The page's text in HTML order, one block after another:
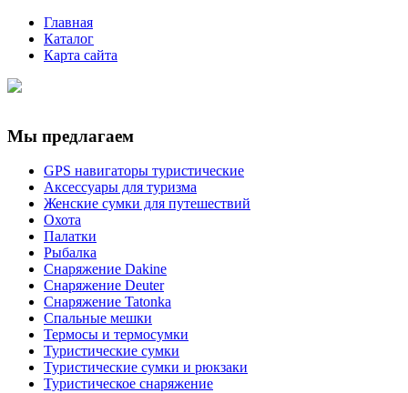
Главная
Каталог
Карта сайта
Мы предлагаем
GPS навигаторы туристические
Аксессуары для туризма
Женские сумки для путешествий
Охота
Палатки
Рыбалка
Снаряжение Dakine
Снаряжение Deuter
Снаряжение Tatonka
Спальные мешки
Термосы и термосумки
Туристические сумки
Туристические сумки и рюкзаки
Туристическое снаряжение